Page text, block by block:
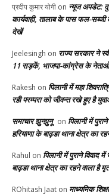
प्रदीप कुमार योगी on न्यूज अपडेट:
कार्यवाही, तालाब के पास फल-सब्जी
देखें
Jeelesingh on राज्य सरकार ने
11 सड़कें, भाजपा-कांग्रेस के
Rakesh on पिलानी में महा
रही परम्परा को जीवन्त रखे हुए है
समाचार झुन्झुनू on पिलानी में
हरियाणा के बाढ़डा थाना क्षेत्र का
Rahul on पिलानी में पुराने विवाद
बाढ़डा थाना क्षेत्र का रहने वाला है
ROhitash Jaat on माध्यमिक